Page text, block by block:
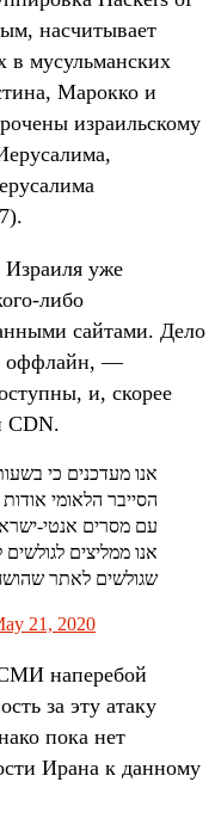
насчитывает
в мусульманских
Марокко и
израильскому
Израиля уже
либо
сайтами. Дело
оффлайн, —
и, скорее
CDN.
אנו מעדכנים כי
הסייבר הלאומי
עם מסרים אנטי-
אנו ממליצים
שגולשים לאתר
21, 2020
наперебой
за эту атаку
пока нет
Ирана к данному